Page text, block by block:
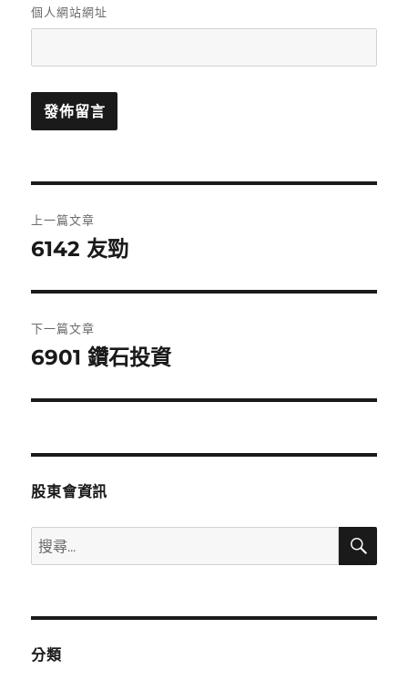
個人網站網址
章
覽
上一篇文章
上
篇
文
章:
6142 友勁
下一篇文章
下
篇
章:
6901 鑽石投資
股東會資訊
搜
尋
鍵
搜
分類